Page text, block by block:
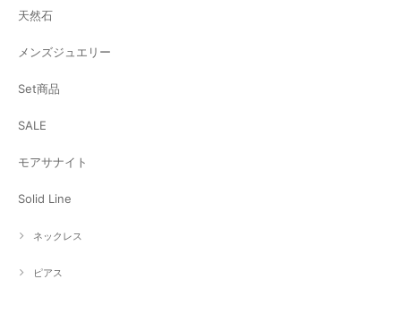
天然石
メンズジュエリー
Set商品
SALE
モアサナイト
Solid Line
ネックレス
ピアス